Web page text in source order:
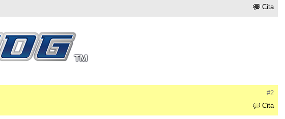
Cita
#2
Cita